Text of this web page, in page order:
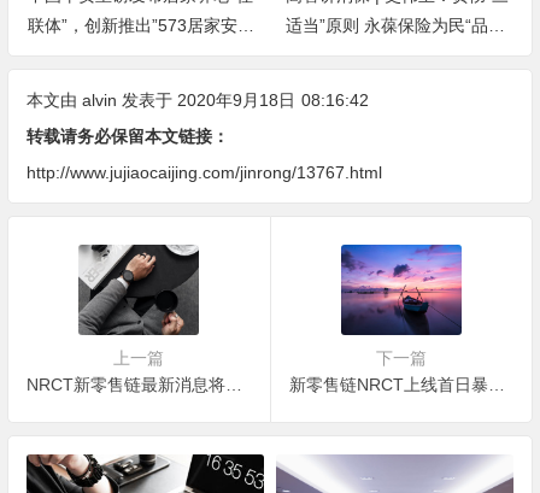
联体”，创新推出”573居家安全
改造服务”
适当”原则 永葆保险为民“品牌
暖色”
本文由 alvin 发表于 2020年9月18日 08:16:42
转载请务必保留本文链接：
http://www.jujiaocaijing.com/jinrong/13767.html
上一篇
NRCT新零售链最新消息将在哈德森国际交易所上线
下一篇